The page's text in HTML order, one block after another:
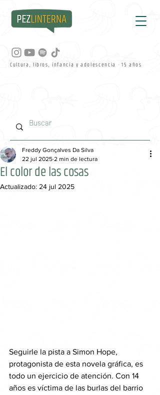
Cultura, libros, infancia y adolescencia · 15 años
El color de las cosas
Freddy Gonçalves Da Silva
22 jul 2025 2 min de lectura
Actualizado: 24 jul 2025
Seguirle la pista a Simon Hope,
protagonista de esta novela gráfica, es
todo un ejercicio de atención. Con 14
años es víctima de las burlas del barrio